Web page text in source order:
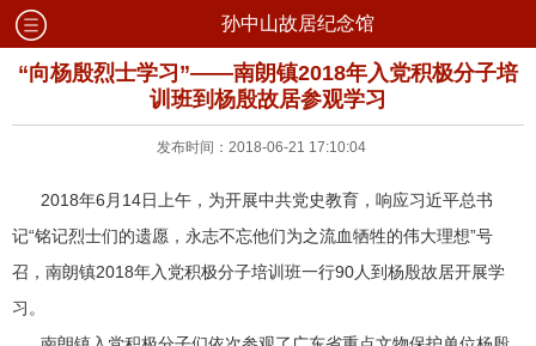
孙中山故居纪念馆
“向杨殷烈士学习”——南朗镇2018年入党积极分子培
训班到杨殷故居参观学习
发布时间：2018-06-21 17:10:04
2018年6月14日上午，为开展中共党史教育，响应习近平总书
记“铭记烈士们的遗愿，永志不忘他们为之流血牺牲的伟大理想”号
召，南朗镇2018年入党积极分子培训班一行90人到杨殷故居开展学
习。